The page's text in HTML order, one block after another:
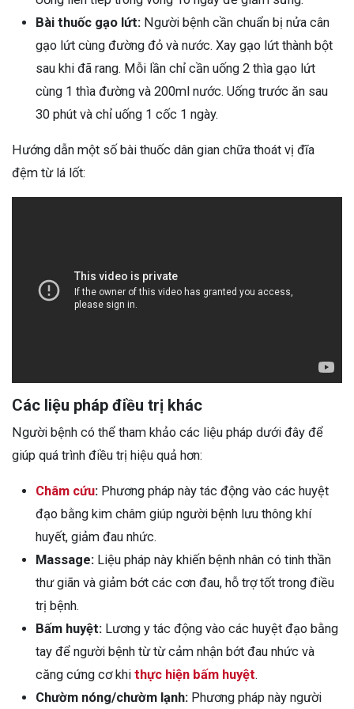
Bài thuốc gạo lứt: Người bệnh cần chuẩn bị nửa cân
gạo lứt cùng đường đỏ và nước. Xay gạo lứt thành bột
sau khi đã rang. Mỗi lần chỉ cần uống 2 thìa gạo lứt
cùng 1 thìa đường và 200ml nước. Uống trước ăn sau
30 phút và chỉ uống 1 cốc 1 ngày.
Hướng dẫn một số bài thuốc dân gian chữa thoát vị đĩa
đệm từ lá lốt:
Các liệu pháp điều trị khác
Người bệnh có thể tham khảo các liệu pháp dưới đây để
giúp quá trình điều trị hiệu quả hơn:
Châm cứu: Phương pháp này tác động vào các huyệt
đạo bằng kim châm giúp người bệnh lưu thông khí
huyết, giảm đau nhức.
Massage: Liệu pháp này khiến bệnh nhân có tinh thần
thư giãn và giảm bớt các cơn đau, hỗ trợ tốt trong điều
trị bệnh.
Bấm huyệt: Lương y tác động vào các huyệt đạo bằng
tay để người bệnh từ từ cảm nhận bớt đau nhức và
căng cứng cơ khi thực hiện bấm huyệt.
Chườm nóng/chườm lạnh: Phương pháp này người